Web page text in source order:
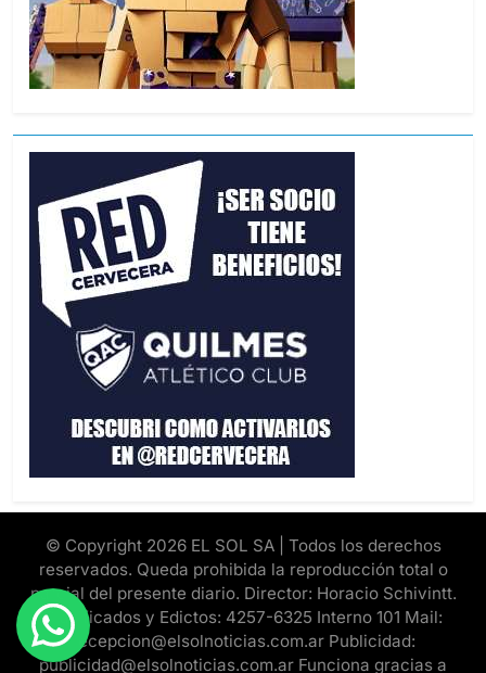
© Copyright 2026 EL SOL SA | Todos los derechos
reservados. Queda prohibida la reproducción total o
parcial del presente diario. Director: Horacio Schivintt.
Clasificados y Edictos: 4257-6325 Interno 101 Mail:
recepcion@elsolnoticias.com.ar Publicidad:
publicidad@elsolnoticias.com.ar Funciona gracias a